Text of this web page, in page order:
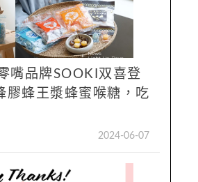
嘴品牌SOOKI双喜登
膠蜂王漿蜂蜜喉糖，吃
2024-06-07